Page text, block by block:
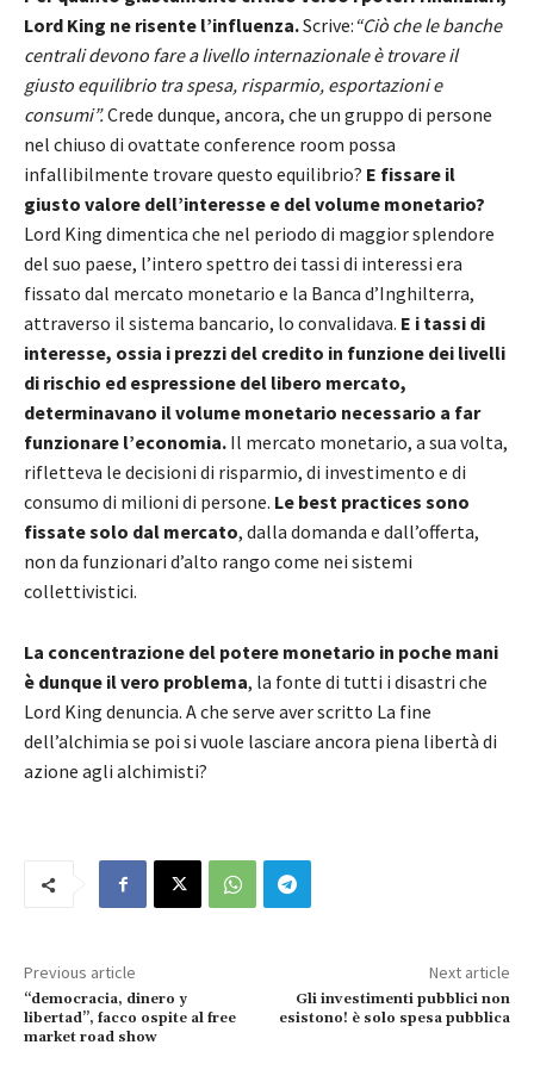
Lord King ne risente l’influenza.Scrive: “Ciò che le banche
centrali devono fare a livello internazionale è trovare il
giusto equilibrio tra spesa, risparmio, esportazioni e
consumi”.Crede dunque, ancora, che un gruppo di persone
nel chiuso di ovattate conference room possa
infallibilmente trovare questo equilibrio? E fissare il
giusto valore dell’interesse e del volume monetario?
Lord King dimentica che nel periodo di maggior splendore
del suo paese, l’intero spettro dei tassi di interessi era
fissato dal mercato monetario e la Banca d’Inghilterra,
attraverso il sistema bancario, lo convalidava. E i tassi di
interesse, ossia i prezzi del credito in funzione dei livelli
di rischio ed espressione del libero mercato,
determinavano il volume monetario necessario a far
funzionare l’economia. Il mercato monetario, a sua volta,
rifletteva le decisioni di risparmio, di investimento e di
consumo di milioni di persone. Le best practices sono
fissate solo dal mercato, dalla domanda e dall’offerta,
non da funzionari d’alto rango come nei sistemi
collettivistici.
La concentrazione del potere monetario in poche mani
è dunque il vero problema, la fonte di tutti i disastri che
Lord King denuncia. A che serve aver scritto La fine
dell’alchimia se poi si vuole lasciare ancora piena libertà di
azione agli alchimisti?
Previous article
“democracia, dinero y
libertad”, facco ospite al free
market road show
Next article
Gli investimenti pubblici non
esistono! è solo spesa pubblica